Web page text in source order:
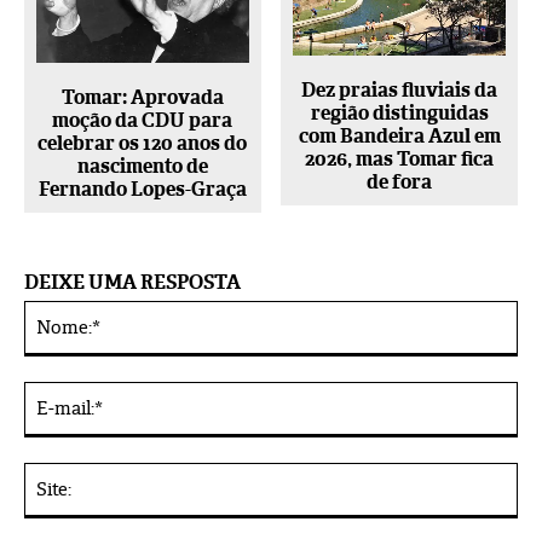
Tomar: Aprovada
moção da CDU para
celebrar os 120 anos do
nascimento de
Fernando Lopes-Graça
Dez praias fluviais da
região distinguidas
com Bandeira Azul em
2026, mas Tomar fica
de fora
DEIXE UMA RESPOSTA